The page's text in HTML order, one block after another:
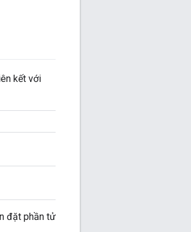
kết với
đặt phần tử